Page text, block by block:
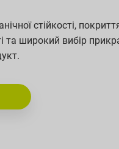
стійкості,
та широкий вибір